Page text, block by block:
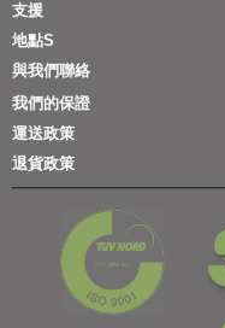
支援
地點S
與我們聯絡
我們的保證
運送政策
退貨政策